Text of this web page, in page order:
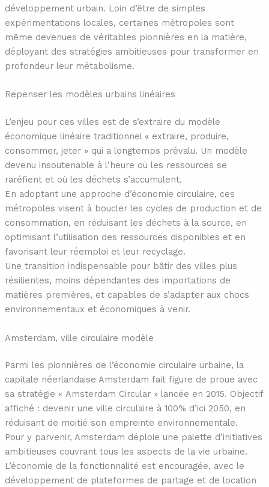
développement urbain. Loin d’être de simples
expérimentations locales, certaines métropoles sont
même devenues de véritables pionnières en la matière,
déployant des stratégies ambitieuses pour transformer en
profondeur leur métabolisme.
Repenser les modèles urbains linéaires
L’enjeu pour ces villes est de s’extraire du modèle
économique linéaire traditionnel « extraire, produire,
consommer, jeter » qui a longtemps prévalu. Un modèle
devenu insoutenable à l’heure où les ressources se
raréfient et où les déchets s’accumulent.
En adoptant une approche d’économie circulaire, ces
métropoles visent à boucler les cycles de production et de
consommation, en réduisant les déchets à la source, en
optimisant l’utilisation des ressources disponibles et en
favorisant leur réemploi et leur recyclage.
Une transition indispensable pour bâtir des villes plus
résilientes, moins dépendantes des importations de
matières premières, et capables de s’adapter aux chocs
environnementaux et économiques à venir.
Amsterdam, ville circulaire modèle
Parmi les pionnières de l’économie circulaire urbaine, la
capitale néerlandaise Amsterdam fait figure de proue avec
sa stratégie « Amsterdam Circular » lancée en 2015. Objectif
affiché : devenir une ville circulaire à 100% d’ici 2050, en
réduisant de moitié son empreinte environnementale.
Pour y parvenir, Amsterdam déploie une palette d’initiatives
ambitieuses couvrant tous les aspects de la vie urbaine.
L’économie de la fonctionnalité est encouragée, avec le
développement de plateformes de partage et de location